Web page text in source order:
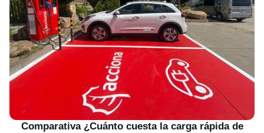
Comparativa ¿Cuánto cuesta la carga rápida de